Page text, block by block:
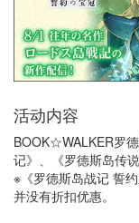
活动内容
BOOK☆WALKER罗
记》、《罗德斯岛传
※《罗德斯岛战记 誓
并没有折扣优惠。